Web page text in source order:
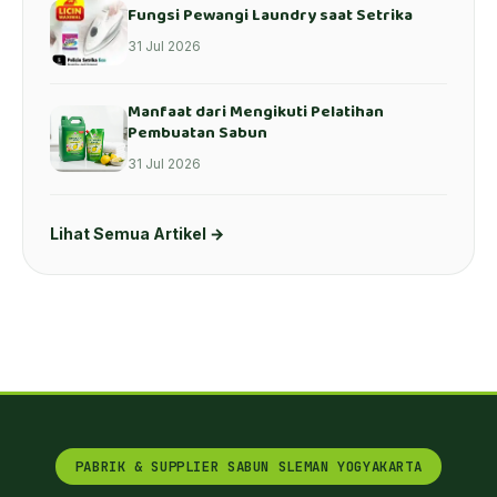
Fungsi Pewangi Laundry saat Setrika
31 Jul 2026
Manfaat dari Mengikuti Pelatihan
Pembuatan Sabun
31 Jul 2026
Lihat Semua Artikel →
PABRIK & SUPPLIER SABUN SLEMAN YOGYAKARTA